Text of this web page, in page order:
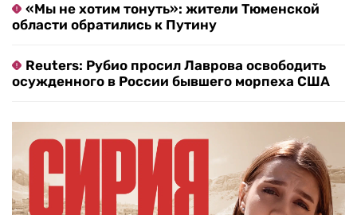
«Мы не хотим тонуть»: жители Тюменской
области обратились к Путину
Reuters: Рубио просил Лаврова освободить
осужденного в России бывшего морпеха США